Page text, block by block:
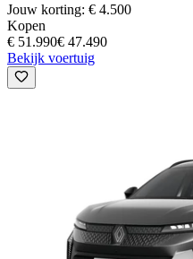
Jouw korting: € 4.500
Kopen
€ 51.990€ 47.490
Bekijk voertuig